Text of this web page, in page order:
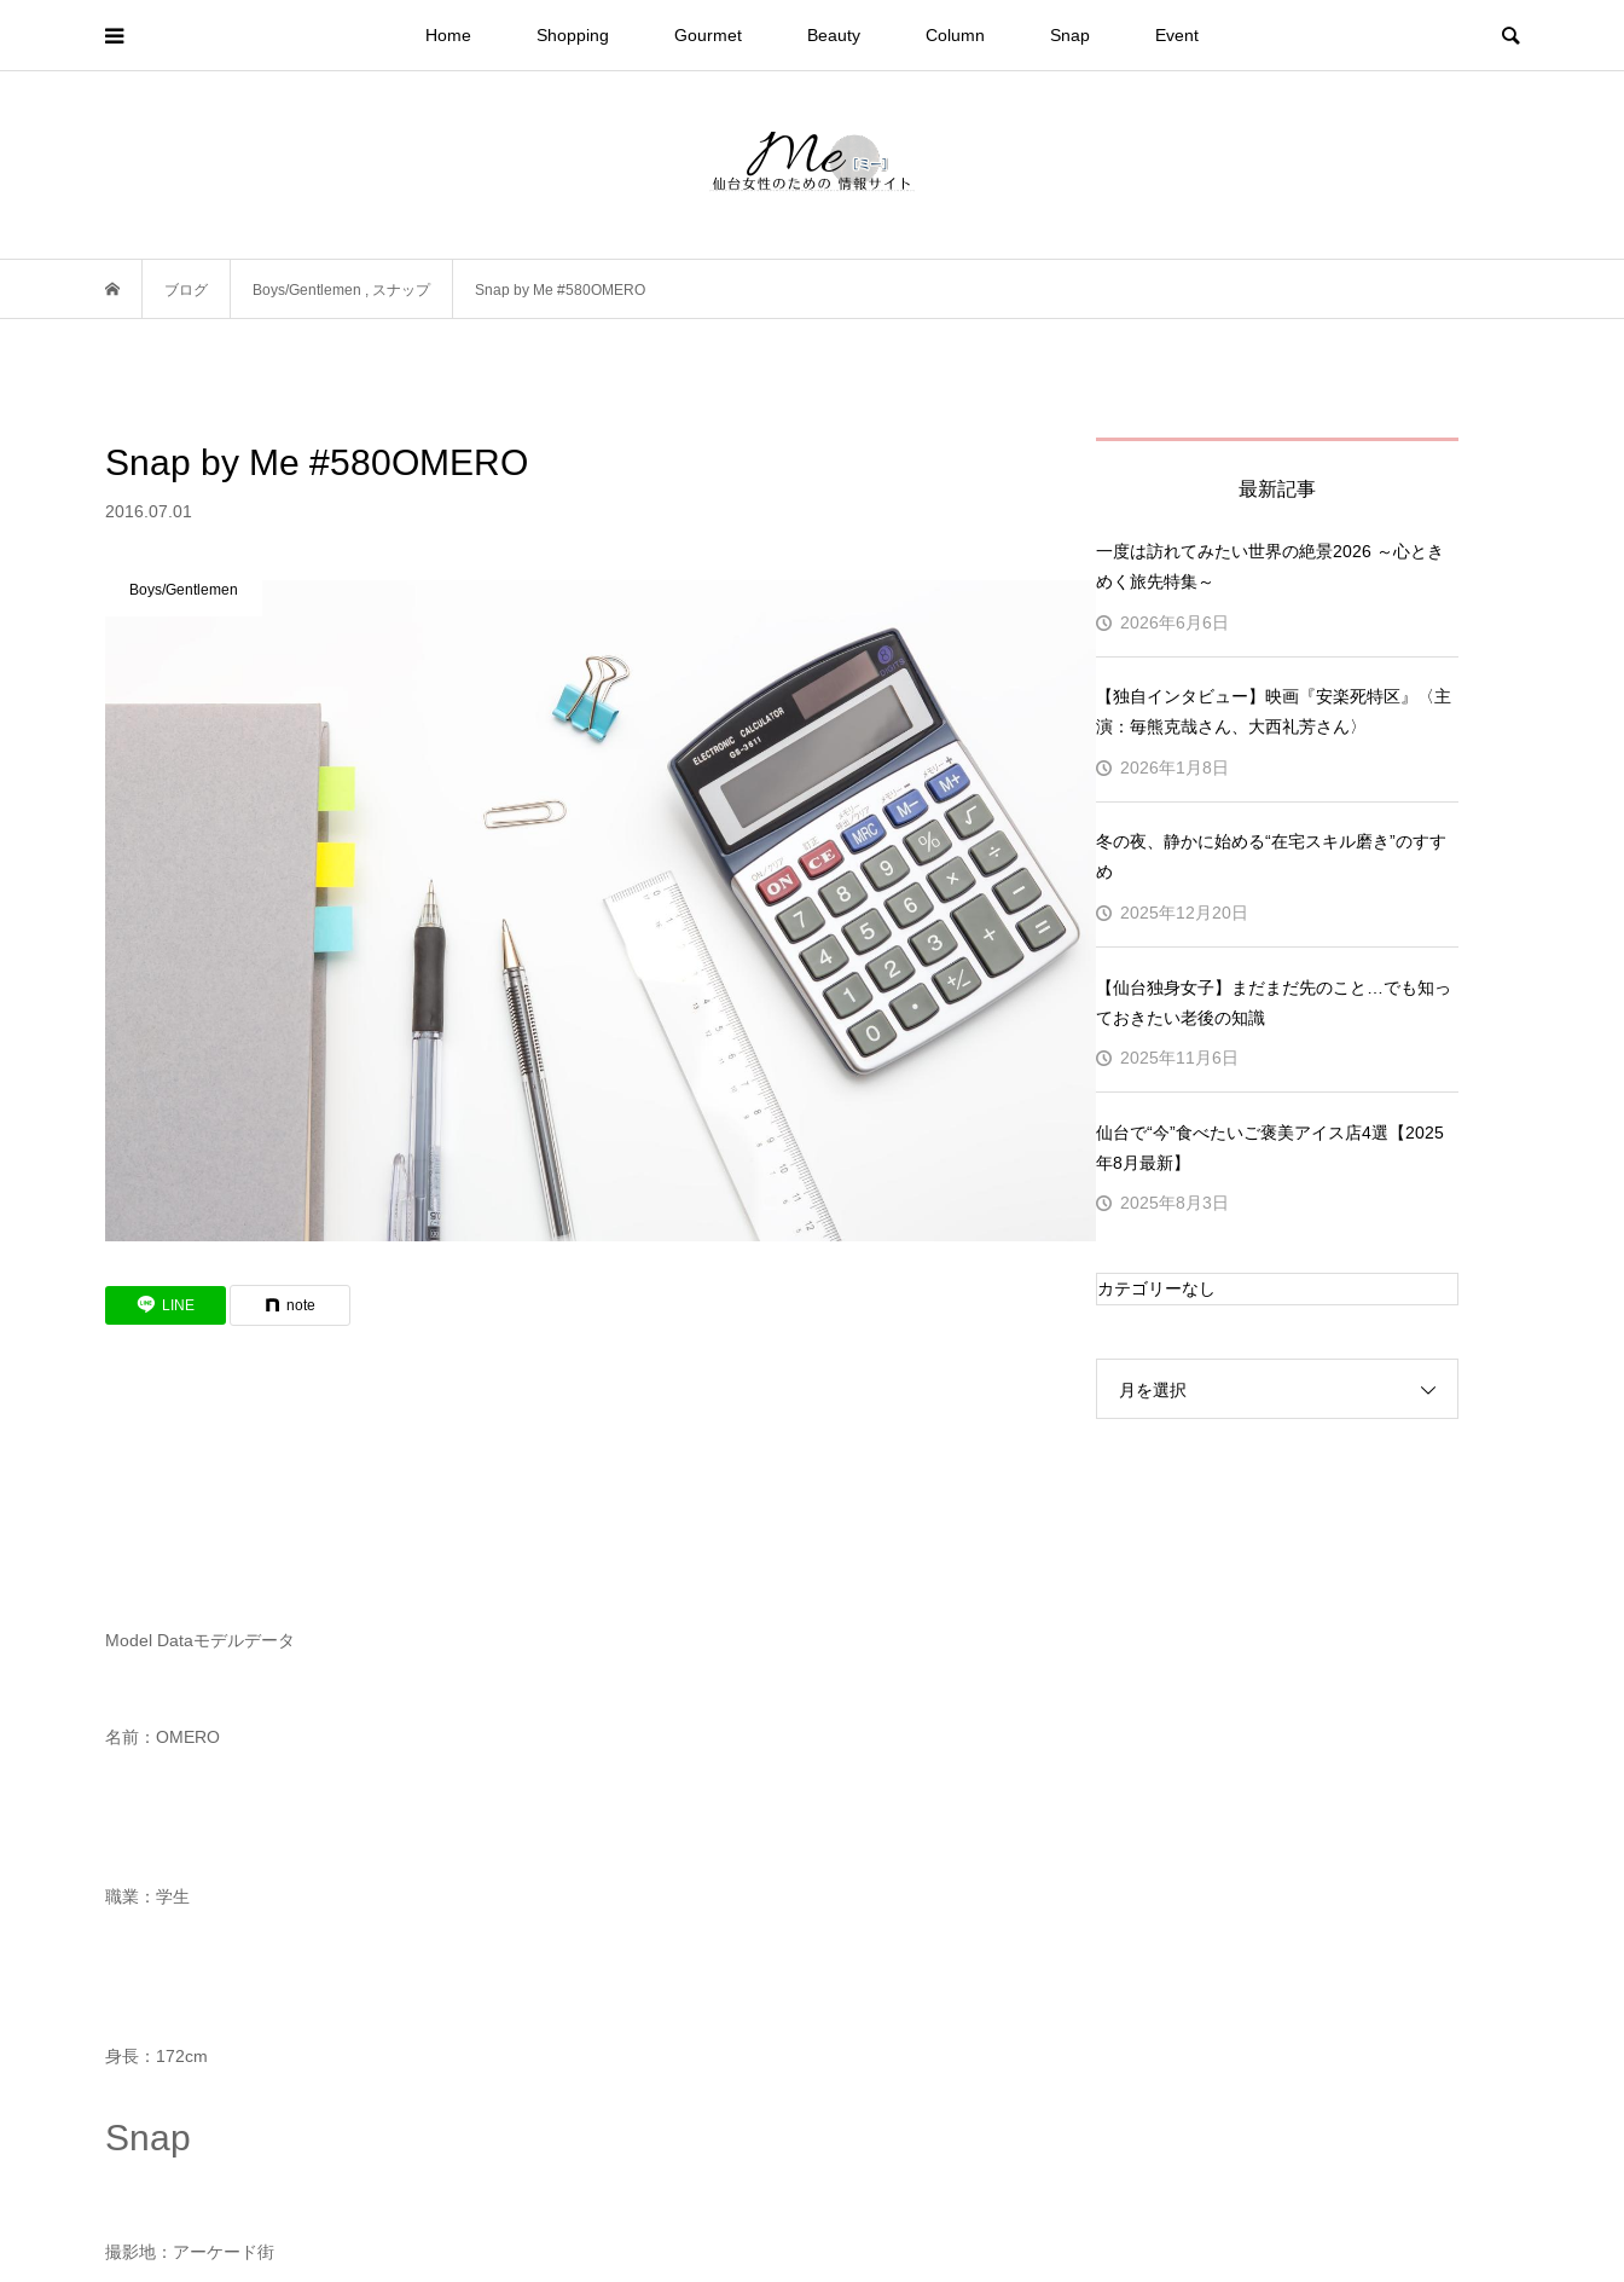
Home Shopping Gourmet Beauty Column Snap Event
ブログ Boys/Gentlemen , スナップ Snap by Me #580OMERO
Snap by Me #580OMERO
2016.07.01
Boys/Gentlemen
LINE note
Model Dataモデルデータ
名前：OMERO
職業：学生
身長：172cm
Snap
撮影地：アーケード街
最新記事
一度は訪れてみたい世界の絶景2026 ～心とき
めく旅先特集～
2026年6月6日
【独自インタビュー】映画『安楽死特区』〈主
演：毎熊克哉さん、大西礼芳さん〉
2026年1月8日
冬の夜、静かに始める“在宅スキル磨き”のすす
め
2025年12月20日
【仙台独身女子】まだまだ先のこと…でも知っ
ておきたい老後の知識
2025年11月6日
仙台で“今”食べたいご褒美アイス店4選【2025
年8月最新】
2025年8月3日
カテゴリーなし
月を選択